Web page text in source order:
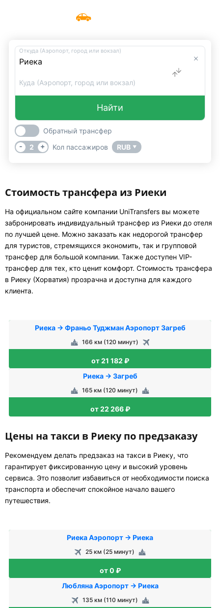
Такси в Риеке
Откуда (Аэропорт, город или вокзал)
Куда (Аэропорт, город или вокзал)
Найти
Обратный трансфер
-
2 + Кол пассажиров RUB ▼
Стоимость трансфера из Риеки
На официальном сайте компании UniTransfers вы можете
забронировать индивидуальный трансфер из Риеки до отеля
по лучшей цене. Можно заказать как недорогой трансфер
для туристов, стремящихся экономить, так и групповой
трансфер для большой компании. Также доступен VIP-
трансфер для тех, кто ценит комфорт. Стоимость трансфера
в Риеку (Хорватия) прозрачна и доступна для каждого
клиента.
Риека → Франьо Туджман Аэропорт Загреб
166 км (120 минут)
от 21 182 ₽
Риека → Загреб
165 км (120 минут)
от 22 266 ₽
Цены на такси в Риеку по предзаказу
Рекомендуем делать предзаказ на такси в Риеку, что
гарантирует фиксированную цену и высокий уровень
сервиса. Это позволит избавиться от необходимости поиска
транспорта и обеспечит спокойное начало вашего
путешествия.
Риека Аэропорт → Риека
25 км (25 минут)
от 0 ₽
Любляна Аэропорт → Риека
135 км (110 минут)